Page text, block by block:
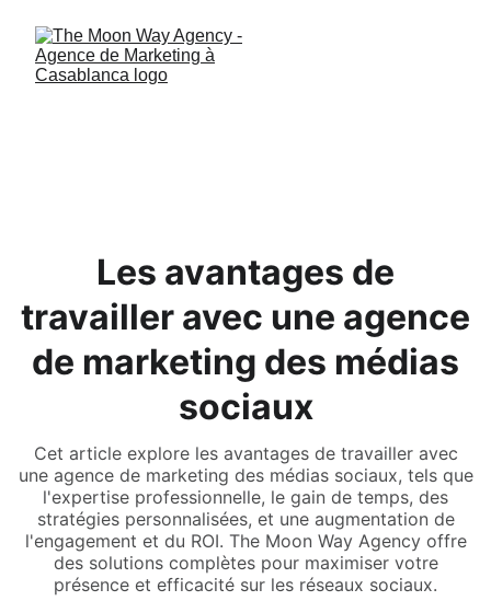
Les avantages de
travailler avec une agence
de marketing des médias
sociaux
Cet article explore les avantages de travailler avec
une agence de marketing des médias sociaux, tels que
l'expertise professionnelle, le gain de temps, des
stratégies personnalisées, et une augmentation de
l'engagement et du ROI. The Moon Way Agency offre
des solutions complètes pour maximiser votre
présence et efficacité sur les réseaux sociaux.